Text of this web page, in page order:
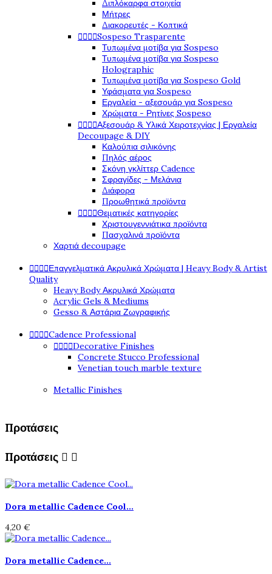
Διπλόκαρφα στοιχεία
Μήτρες
Διακορευτές - Κοπτικά
Sospeso Trasparente
Τυπωμένα μοτίβα για Sospeso
Τυπωμένα μοτίβα για Sospeso
Holographic
Τυπωμένα μοτίβα για Sospeso Gold
Υφάσματα για Sospeso
Εργαλεία - αξεσουάρ για Sospeso
Χρώματα - Ρητίνες Sospeso
Αξεσουάρ & Υλικά Χειροτεχνίας | Εργαλεία
Decoupage & DIY
Καλούπια σιλικόνης
Πηλός αέρος
Σκόνη γκλίττερ Cadence
Σφραγίδες - Μελάνια
Διάφορα
Προωθητικά προϊόντα
Θεματικές κατηγορίες
Χριστουγεννιάτικα προϊόντα
Πασχαλινά προϊόντα
Χαρτιά decoupage
Επαγγελματικά Ακρυλικά Χρώματα | Heavy Body & Artist
Quality
Heavy Body Ακρυλικά Χρώματα
Acrylic Gels & Mediums
Gesso & Αστάρια Ζωγραφικής
Cadence Professional
Decorative Finishes
Concrete Stucco Professional
Venetian touch marble texture
Metallic Finishes
Προτάσεις
Προτάσεις  
Dora metallic Cadence Cool...
4,20 €
Dora metallic Cadence...